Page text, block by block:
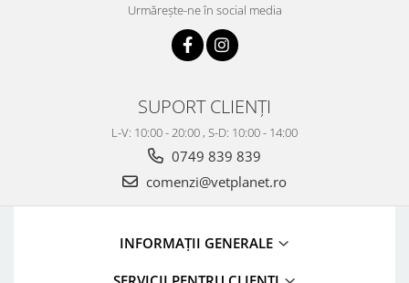
Urmărește-ne în social media
SUPORT CLIENȚI
L-V: 10:00 - 20:00 , S-D: 10:00 - 14:00
0749 839 839
comenzi@vetplanet.ro
INFORMAȚII GENERALE